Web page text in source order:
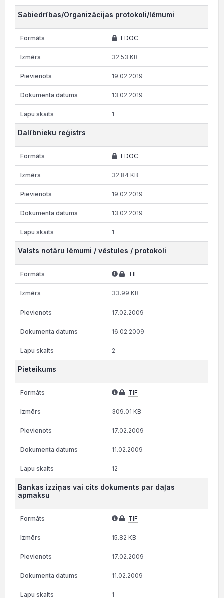
Sabiedrības/Organizācijas protokoli/lēmumi
EDOC
32.53 KB
19.02.2019
13.02.2019
1
Dalībnieku reģistrs
EDOC
32.84 KB
19.02.2019
13.02.2019
1
Valsts notāru lēmumi / vēstules / protokoli
TIF
33.99 KB
17.02.2009
16.02.2009
2
Pieteikums
TIF
309.01 KB
17.02.2009
11.02.2009
12
Bankas izziņas vai cits dokuments par daļas
apmaksu
TIF
15.82 KB
17.02.2009
11.02.2009
1